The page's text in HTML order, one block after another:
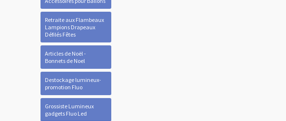
Retraite aux Flambeaux
Lampions Drapeaux
Défilés Fêtes
Articles de Noël -
Bonnets de Noel
Destockage lumineux-
promotion Fluo
Grossiste Lumineux
gadgets Fluo Led